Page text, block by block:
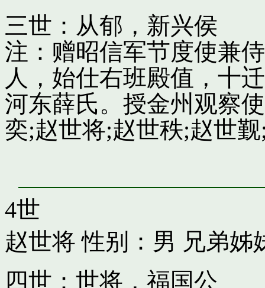
三世：从郁，新兴侯
注：赠昭信军节度使兼
人，始仕右班殿值，十
河东薛氏。授金州观察
奕;赵世将;赵世秩;赵世
4世
赵世将 性别：男 兄弟姊
四世：世将，福国公